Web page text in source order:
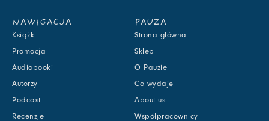
NAWIGACJA
Książki
Promocja
Audiobooki
Autorzy
Podcast
Recenzje
PAUZA
Strona główna
Sklep
O Pauzie
Co wydaję
About us
Współpracownicy